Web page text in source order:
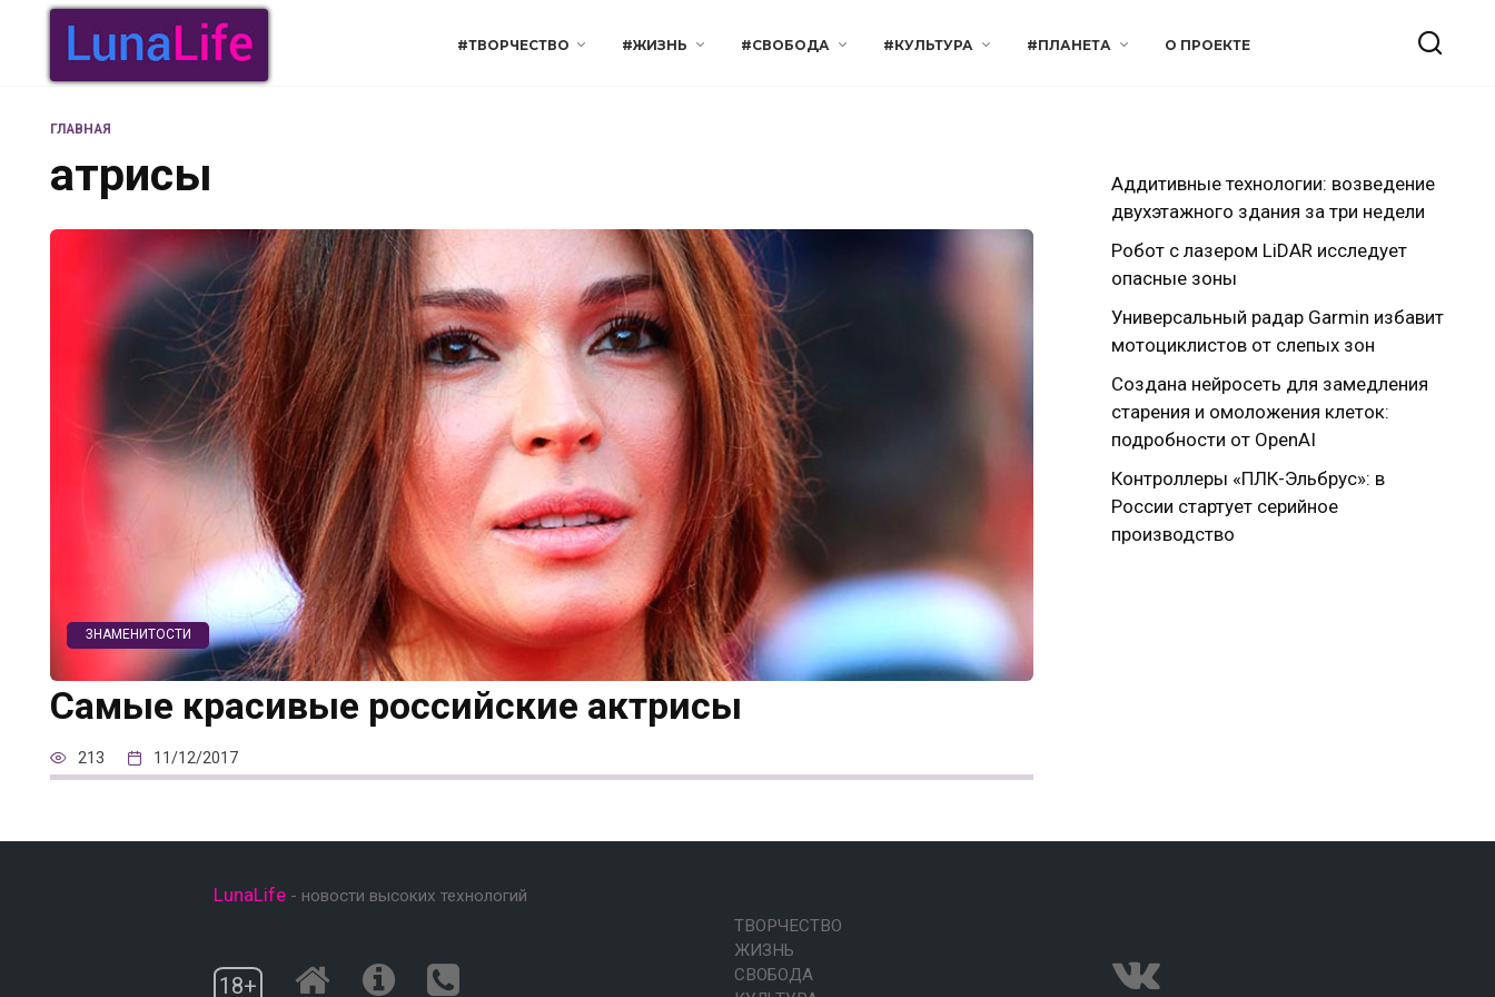
Перейти
содержанию
#ТВОРЧЕСТВО #ЖИЗНЬ #СВОБОДА #КУЛЬТУРА #ПЛАНЕТА О ПРОЕКТЕ
ГЛАВНАЯ
атрисы
ЗНАМЕНИТОСТИ
Самые красивые российские актрисы
213 11/12/2017
Аддитивные технологии: возведение
двухэтажного здания за три недели
Робот с лазером LiDAR исследует
опасные зоны
Универсальный радар Garmin избавит
мотоциклистов от слепых зон
Создана нейросеть для замедления
старения и омоложения клеток:
подробности от OpenAI
Контроллеры «ПЛК-Эльбрус»: в
России стартует серийное
производство
LunaLife- новости высоких технологий
18+
ТВОРЧЕСТВО
ЖИЗНЬ
СВОБОДА